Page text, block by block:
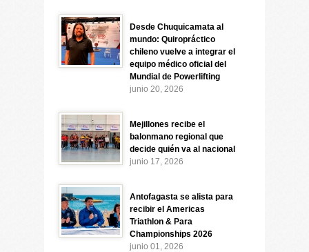
Desde Chuquicamata al
mundo: Quiropráctico
chileno vuelve a integrar el
equipo médico oficial del
Mundial de Powerlifting
junio 20, 2026
Mejillones recibe el
balonmano regional que
decide quién va al nacional
junio 17, 2026
Antofagasta se alista para
recibir el Americas
Triathlon & Para
Championships 2026
junio 01, 2026